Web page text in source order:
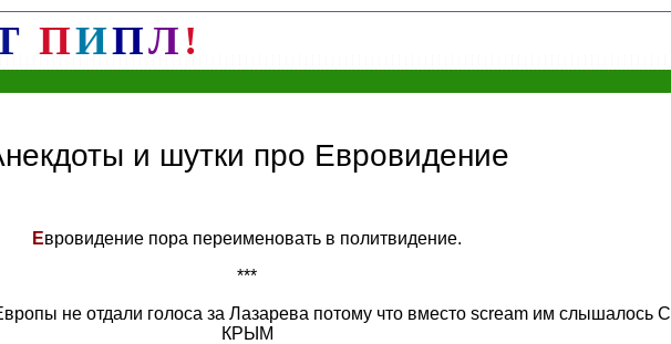
ПИПЛ!
и шутки про Евровидение
Евровидение пора переименовать в политвидение.
***
не отдали голоса за Лазарева потому что вместо scream им слышалось С
КРЫМ